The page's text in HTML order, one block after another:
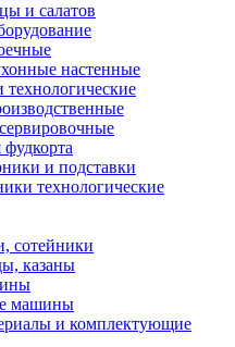
и салатов
настенные
технологические
и подставки
технологические
сотейники
казаны
машины
и комплектующие